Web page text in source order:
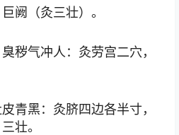
（灸三壮）。
气冲人：灸劳宫二穴，
黑：灸脐四边各半寸，
壮。